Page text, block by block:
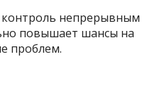
непрерывным
повышает шансы на
проблем.